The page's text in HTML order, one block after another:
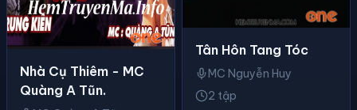
Nhà Cụ Thiêm - MC
Quàng A Tũn.
Tân Hôn Tang Tóc
MC Nguyễn Huy
2 tập